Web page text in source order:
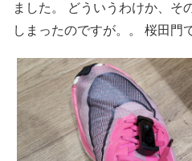
ました。 どういうわけか、そ
しまったのですが。。 桜田門